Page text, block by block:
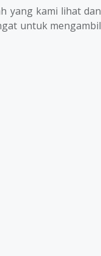
yang kami lihat dan
untuk mengambil